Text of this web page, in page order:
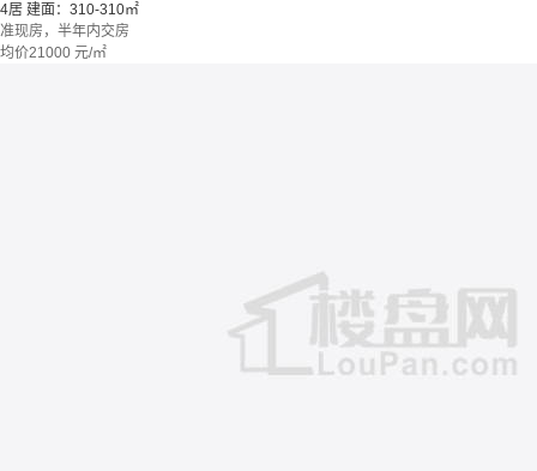
4居 建面：310-310㎡
准现房，半年内交房
均价21000 元/㎡